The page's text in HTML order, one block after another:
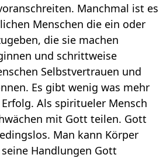
Manchmal ist es
Menschen die ein oder
die sie machen
und schrittweise
Selbstvertrauen und
Es gibt wenig was mehr
Als spiritueler Mensch
mit Gott teilen. Gott
Man kann Körper
Handlungen Gott